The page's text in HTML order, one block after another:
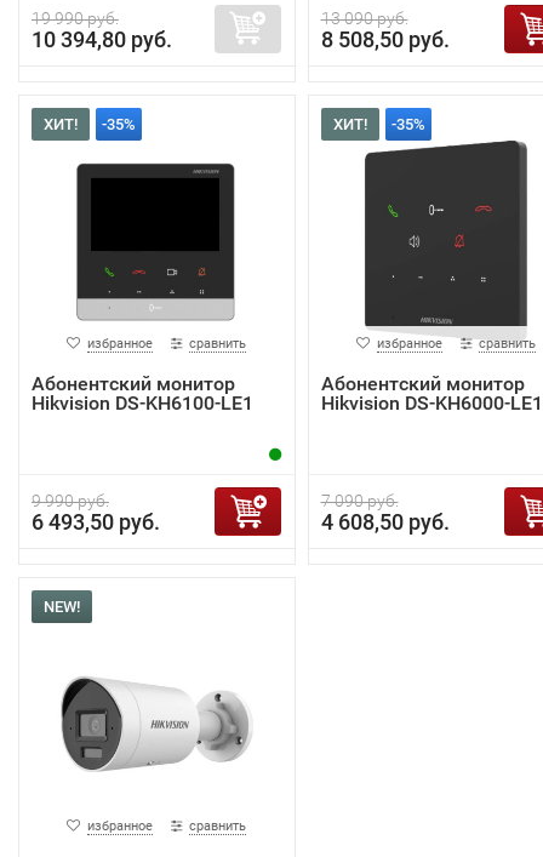
19 990 руб.
10 394,80 руб.
13 090 руб.
8 508,50 руб.
ХИТ! -35%
избранное сравнить
Абонентский монитор
Hikvision DS-KH6100-LE1
9 990 руб.
6 493,50 руб.
ХИТ! -35%
избранное сравнить
Абонентский монитор
Hikvision DS-KH6000-LE1
7 090 руб.
4 608,50 руб.
NEW!
избранное сравнить